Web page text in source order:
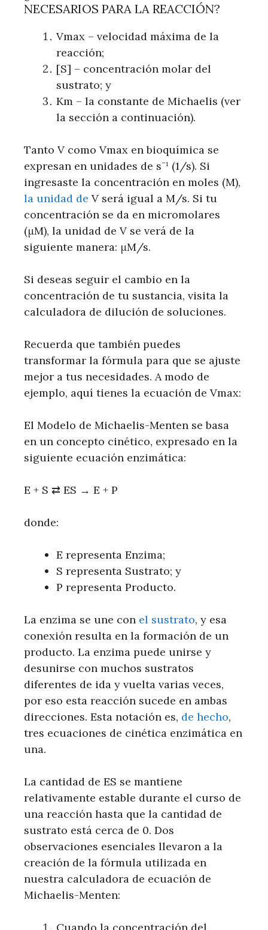
NECESARIOS PARA LA REACCIÓN?
Vmax – velocidad máxima de la
reacción;
[S] – concentración molar del
sustrato; y
Km – la constante de Michaelis (ver
la sección a continuación).
Tanto V como Vmax en bioquímica se
expresan en unidades de s¯¹ (1/s). Si
ingresaste la concentración en moles (M),
la unidad de V será igual a M/s. Si tu
concentración se da en micromolares
(μM), la unidad de V se verá de la
siguiente manera: μM/s.
Si deseas seguir el cambio en la
concentración de tu sustancia, visita la
calculadora de dilución de soluciones.
Recuerda que también puedes
transformar la fórmula para que se ajuste
mejor a tus necesidades. A modo de
ejemplo, aquí tienes la ecuación de Vmax:
El Modelo de Michaelis-Menten se basa
en un concepto cinético, expresado en la
siguiente ecuación enzimática:
E + S ⇄ ES → E + P
donde:
E representa Enzima;
S representa Sustrato; y
P representa Producto.
La enzima se une con el sustrato, y esa
conexión resulta en la formación de un
producto. La enzima puede unirse y
desunirse con muchos sustratos
diferentes de ida y vuelta varias veces,
por eso esta reacción sucede en ambas
direcciones. Esta notación es, de hecho,
tres ecuaciones de cinética enzimática en
una.
La cantidad de ES se mantiene
relativamente estable durante el curso de
una reacción hasta que la cantidad de
sustrato está cerca de 0. Dos
observaciones esenciales llevaron a la
creación de la fórmula utilizada en
nuestra calculadora de ecuación de
Michaelis-Menten: